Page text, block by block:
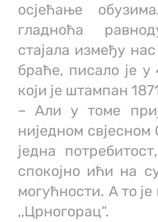
осјећање
гладноћа
стајала између
браће, писало је у
који је штампан
– Али у томе
ниједном
једна
спокојно ићи на
могућности. А то
,,Црногорац“.